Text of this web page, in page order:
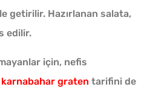
getirilir. Hazırlanan salata,
edilir.
için, nefis
karnabahar graten tarifini de